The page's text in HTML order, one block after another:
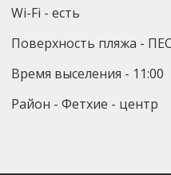
Wi-Fi - есть
Поверхность пляжа -
Время выселения - 11:00
Район - Фетхие - центр